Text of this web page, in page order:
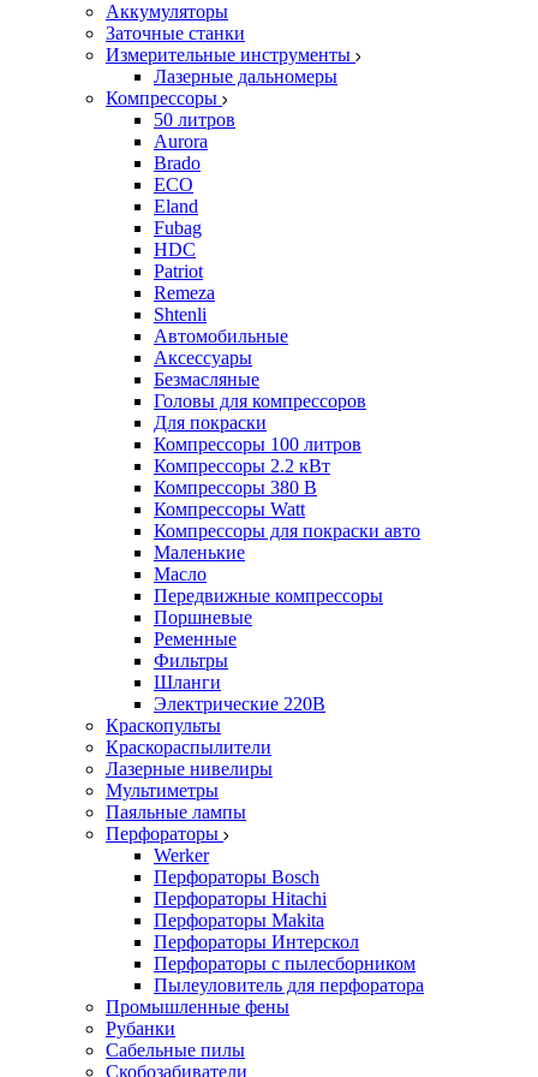
Аккумуляторы
Заточные станки
Измерительные инструменты
Лазерные дальномеры
Компрессоры
50 литров
Aurora
Brado
ECO
Eland
Fubag
HDC
Patriot
Remeza
Shtenli
Автомобильные
Аксессуары
Безмасляные
Головы для компрессоров
Для покраски
Компрессоры 100 литров
Компрессоры 2.2 кВт
Компрессоры 380 В
Компрессоры Watt
Компрессоры для покраски авто
Маленькие
Масло
Передвижные компрессоры
Поршневые
Ременные
Фильтры
Шланги
Электрические 220В
Краскопульты
Краскораспылители
Лазерные нивелиры
Мультиметры
Паяльные лампы
Перфораторы
Werker
Перфораторы Bosch
Перфораторы Hitachi
Перфораторы Makita
Перфораторы Интерскол
Перфораторы с пылесборником
Пылеуловитель для перфоратора
Промышленные фены
Рубанки
Сабельные пилы
Скобозабиватели